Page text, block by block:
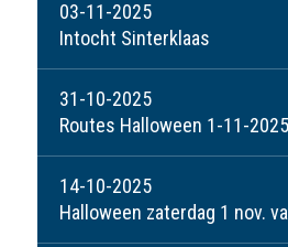
03-11-2025
Intocht Sinterklaas
31-10-2025
Routes Halloween 1-11-2025
14-10-2025
Halloween zaterdag 1 nov.